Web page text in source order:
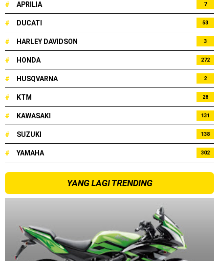
# APRILIA 7
# DUCATI 53
# HARLEY DAVIDSON 3
# HONDA 272
# HUSQVARNA 2
# KTM 28
# KAWASAKI 131
# SUZUKI 138
# YAMAHA 302
YANG LAGI TRENDING